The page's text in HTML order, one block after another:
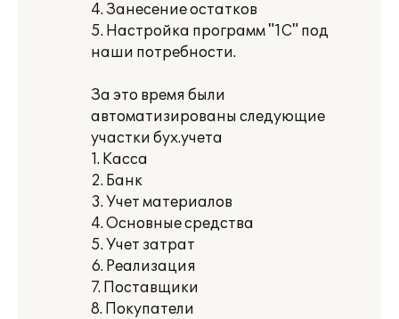
4. Занесение остатков
5. Настройка программ "1С" под
наши потребности.
За это время были
автоматизированы следующие
участки бух.учета
1. Касса
2. Банк
3. Учет материалов
4. Основные средства
5. Учет затрат
6. Реализация
7. Поставщики
8. Покупатели